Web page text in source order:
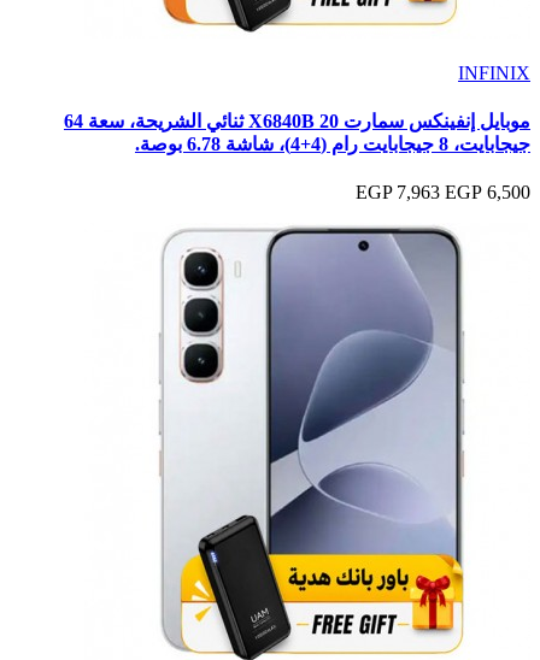
INFINIX
موبايل إنفينكس سمارت 20 X6840B ثنائي الشريحة، سعة 64
جيجابايت، ‏8 جيجابايت رام (4+4)، شاشة 6.78 بوصة.
6,500 EGP
7,963 EGP